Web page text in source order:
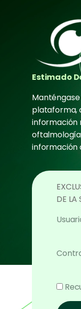
Estimado
plataforma,
información
información
DE LA